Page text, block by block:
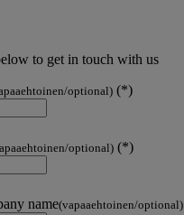
to get in touch with us
optional)
optional)
name(vapaaehtoinen/optional)